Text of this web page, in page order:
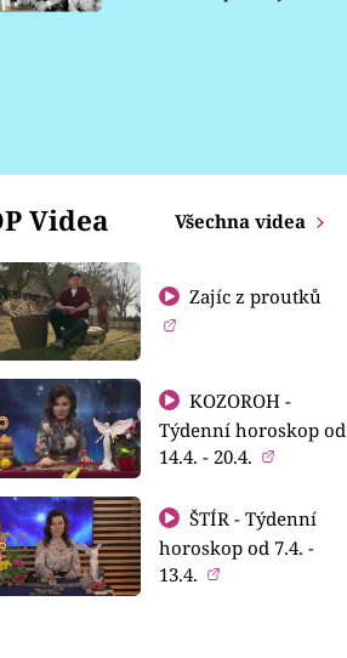
Videa Všechna videa
Zajíc z proutků
KOZOROH -
Týdenní horoskop od
14.4. - 20.4.
ŠTÍR - Týdenní
horoskop od 7.4. -
13.4.